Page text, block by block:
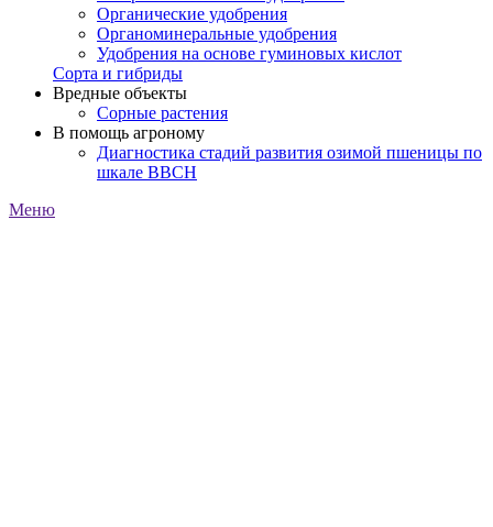
Органические удобрения
Органоминеральные удобрения
Удобрения на основе гуминовых кислот
Сорта и гибриды
Вредные объекты
Сорные растения
В помощь агроному
Диагностика стадий развития озимой пшеницы по
шкале ВВСН
Меню